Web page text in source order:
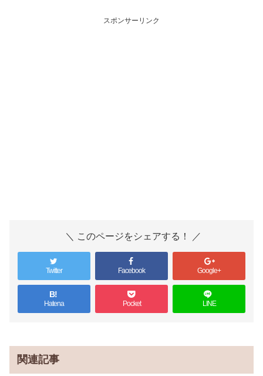
スポンサーリンク
＼ このページをシェアする！ ／
Twitter Facebook Google+
B!
Hatena Pocket LINE
関連記事